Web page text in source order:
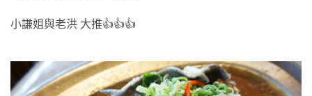
小謙姐與老洪 大推👍👍👍